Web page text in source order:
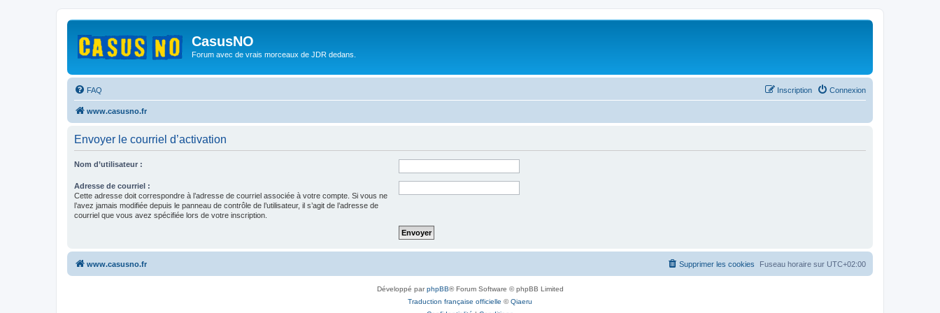
CasusNO
Forum avec de vrais morceaux de JDR dedans.
FAQ Connexion
Inscription
www.casusno.fr
Envoyer le courriel d’activation
Nom d’utilisateur :
Adresse de courriel :
Cette adresse doit correspondre à l’adresse de courriel associée à votre compte. Si vous ne
l’avez jamais modifiée depuis le panneau de contrôle de l’utilisateur, il s’agit de l’adresse de
courriel que vous avez spécifiée lors de votre inscription.
www.casusno.fr Fuseau horaire sur UTC+02:00
Supprimer les cookies
Développé parphpBB® Forum Software © phpBB Limited
Traduction française officielle ©Qiaeru